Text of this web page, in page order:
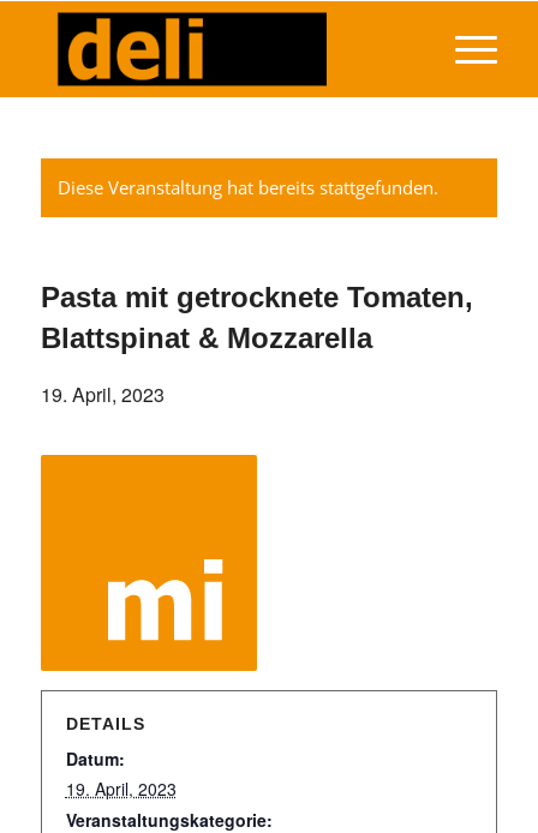
Diese Veranstaltung hat bereits stattgefunden.
Pasta mit getrocknete Tomaten,
Blattspinat & Mozzarella
19. April, 2023
DETAILS
Datum:
19. April, 2023
Veranstaltungskategorie: